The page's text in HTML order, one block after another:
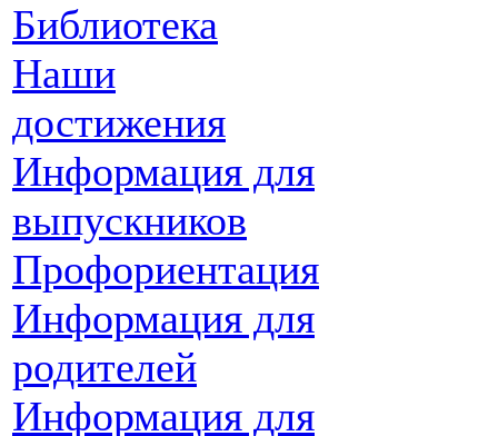
Библиотека
Наши
достижения
Информация для
выпускников
Профориентация
Информация для
родителей
Информация для